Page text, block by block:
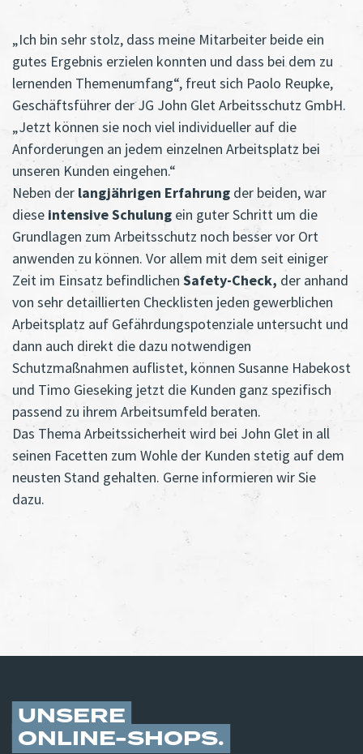
„Ich bin sehr stolz, dass meine Mitarbeiter beide ein
gutes Ergebnis erzielen konnten und dass bei dem zu
lernenden Themenumfang“, freut sich Paolo Reupke,
Geschäftsführer der JG John Glet Arbeitsschutz GmbH.
„Jetzt können sie noch viel individueller auf die
Anforderungen an jedem einzelnen Arbeitsplatz bei
unseren Kunden eingehen.“
Neben der langjährigen Erfahrung der beiden, war
diese intensive Schulung ein guter Schritt um die
Grundlagen zum Arbeitsschutz noch besser vor Ort
anwenden zu können. Vor allem mit dem seit einiger
Zeit im Einsatz befindlichen Safety-Check, der anhand
von sehr detaillierten Checklisten jeden gewerblichen
Arbeitsplatz auf Gefährdungspotenziale untersucht und
dann auch direkt die dazu notwendigen
Schutzmaßnahmen auflistet, können Susanne Habekost
und Timo Gieseking jetzt die Kunden ganz spezifisch
passend zu ihrem Arbeitsumfeld beraten.
Das Thema Arbeitssicherheit wird bei John Glet in all
seinen Facetten zum Wohle der Kunden stetig auf dem
neusten Stand gehalten. Gerne informieren wir Sie
dazu.
UNSERE
ONLINE-SHOPS